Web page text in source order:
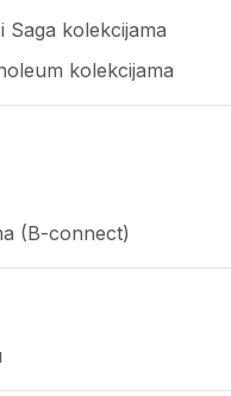
kolekcijama
kolekcijama
(B-connect)